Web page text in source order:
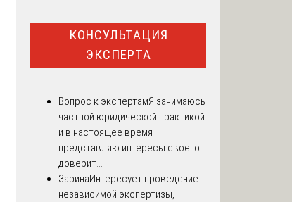
КОНСУЛЬТАЦИЯ
ЭКСПЕРТА
Вопрос к экспертамЯ занимаюсь
частной юридической практикой
и в настоящее время
представляю интересы своего
доверит...
ЗаринаИнтересует проведение
независимой экспертизы,